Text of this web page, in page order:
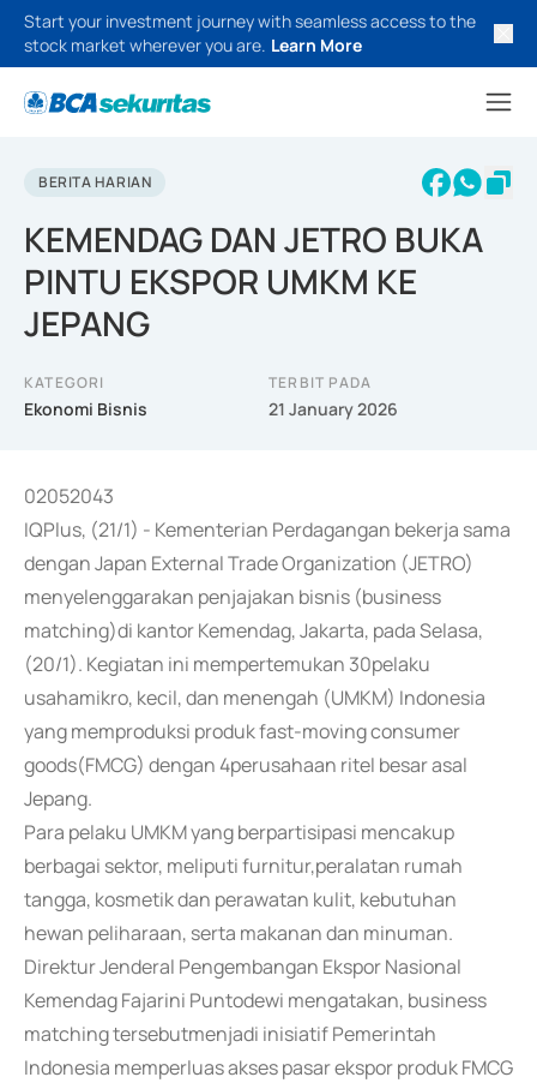
Start your investment journey with seamless access to the
stock market wherever you are. Learn More
BERITA HARIAN
KEMENDAG DAN JETRO BUKA
PINTU EKSPOR UMKM KE
JEPANG
KATEGORI
Ekonomi Bisnis
TERBIT PADA
21 January 2026
02052043
IQPlus, (21/1) - Kementerian Perdagangan bekerja sama
dengan Japan External Trade Organization (JETRO)
menyelenggarakan penjajakan bisnis (business
matching)di kantor Kemendag, Jakarta, pada Selasa,
(20/1). Kegiatan ini mempertemukan 30pelaku
usahamikro, kecil, dan menengah (UMKM) Indonesia
yang memproduksi produk fast-moving consumer
goods(FMCG) dengan 4perusahaan ritel besar asal
Jepang.
Para pelaku UMKM yang berpartisipasi mencakup
berbagai sektor, meliputi furnitur,peralatan rumah
tangga, kosmetik dan perawatan kulit, kebutuhan
hewan peliharaan, serta makanan dan minuman.
Direktur Jenderal Pengembangan Ekspor Nasional
Kemendag Fajarini Puntodewi mengatakan, business
matching tersebutmenjadi inisiatif Pemerintah
Indonesia memperluas akses pasar ekspor produk FMCG